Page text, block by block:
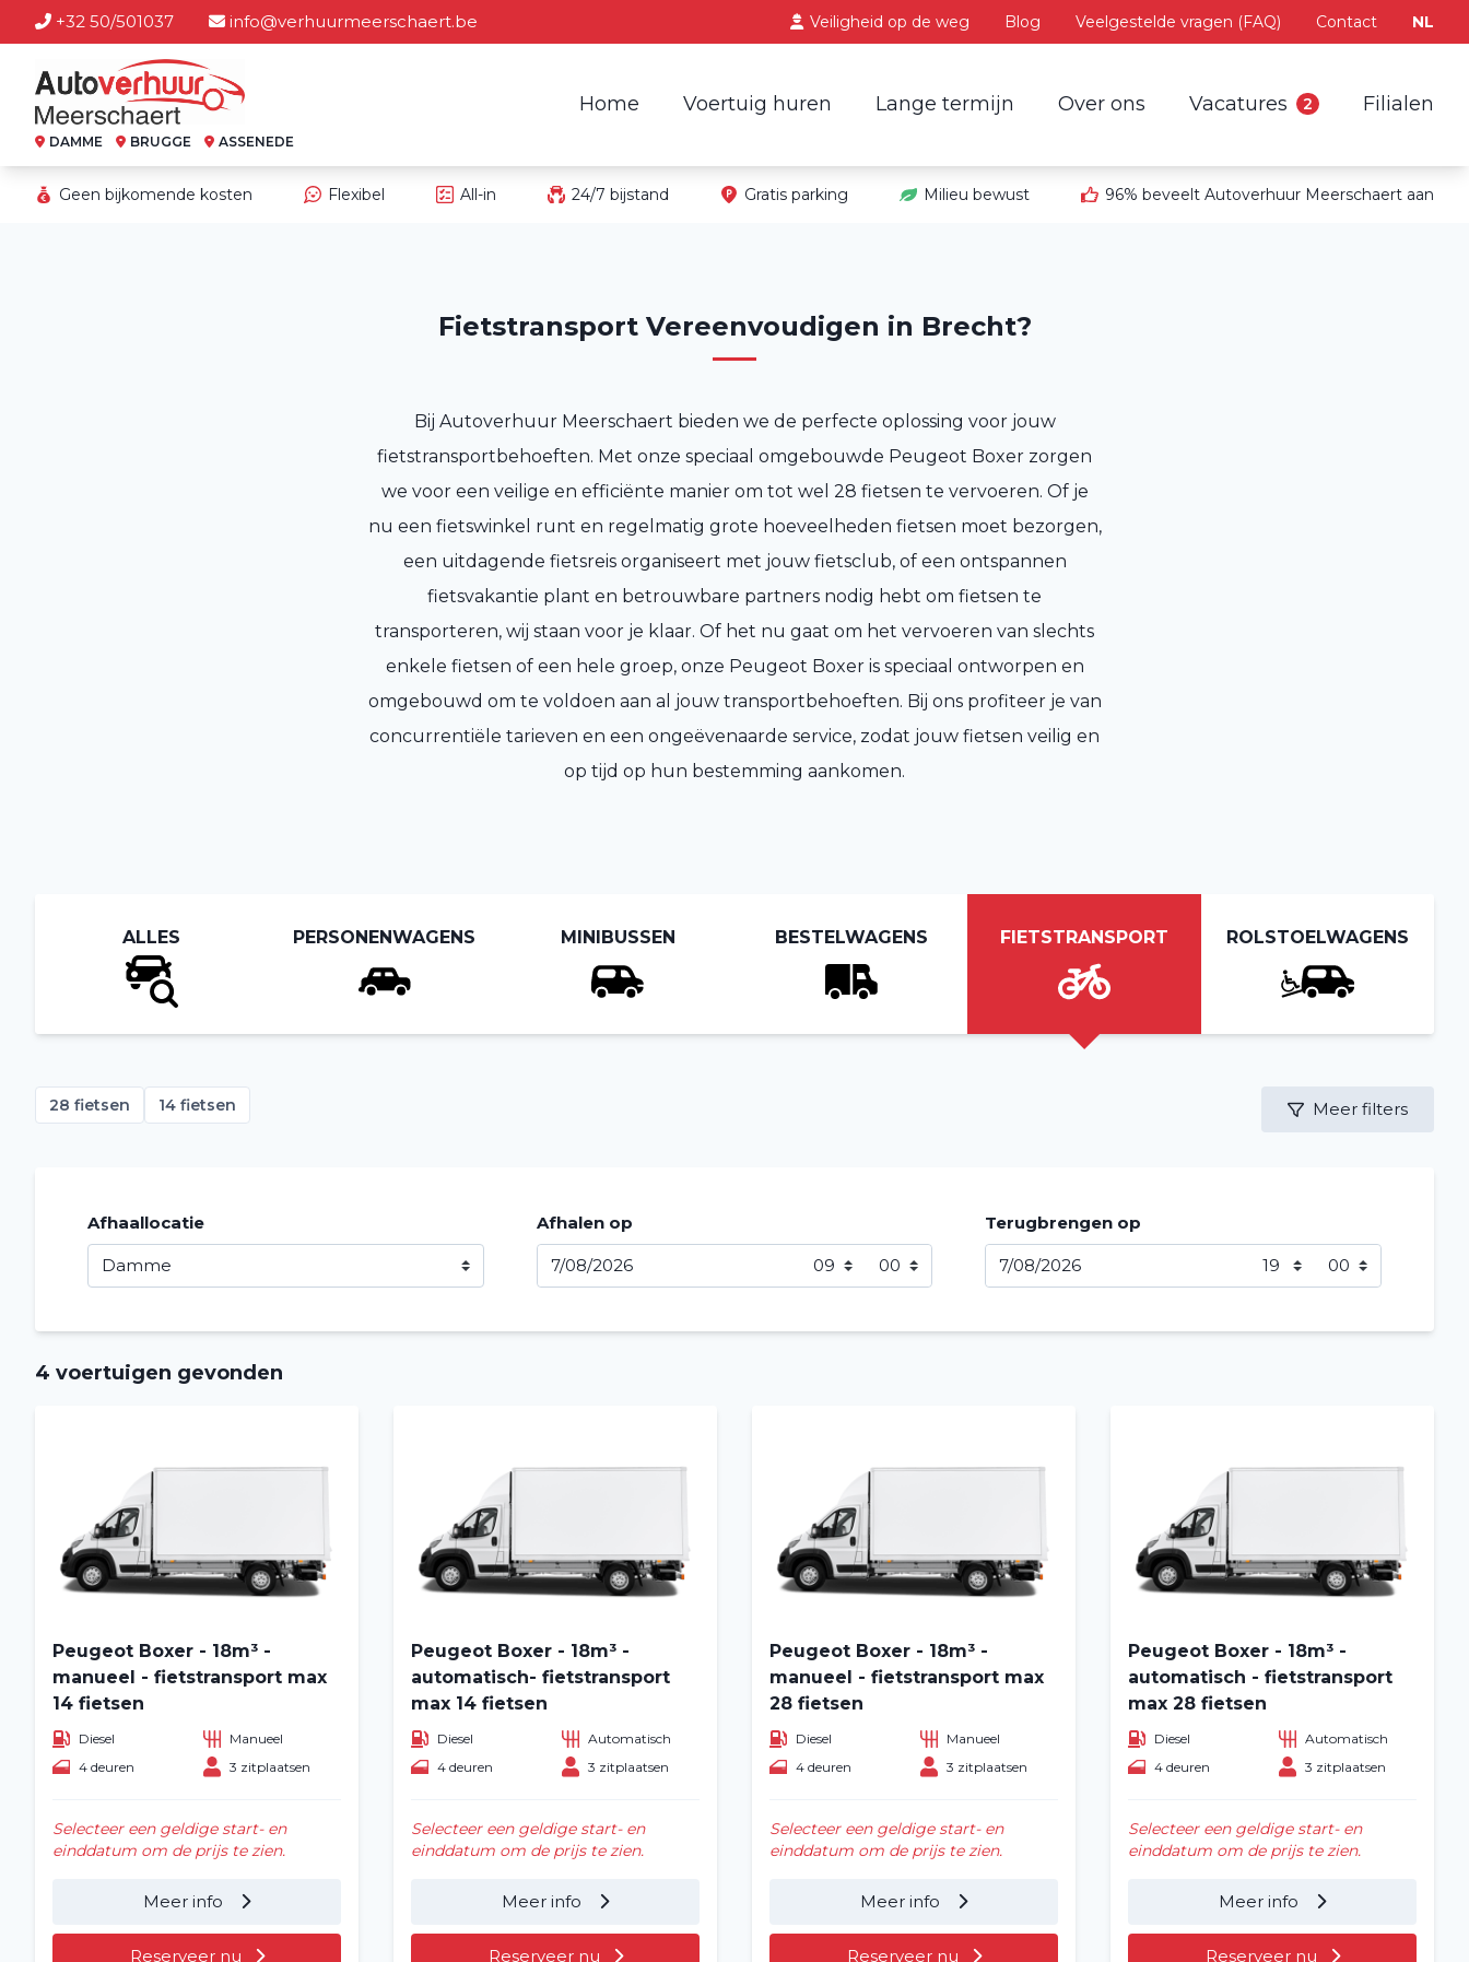
+32 50/501037 info@verhuurmeerschaert.be Veiligheid op de weg Blog Veelgestelde vragen (FAQ) Contact NL
DAMME BRUGGE ASSENEDE
Home Voertuig huren Lange termijn Over ons Vacatures 2 Filialen
Voertuig huren
Geen bijkomende kosten Flexibel All-in 24/7 bijstand Gratis parking Milieu bewust 96% beveelt Autoverhuur Meerschaert aan
Fietstransport Vereenvoudigen in Brecht?
Bij Autoverhuur Meerschaert bieden we de perfecte oplossing voor jouw
fietstransportbehoeften. Met onze speciaal omgebouwde Peugeot Boxer zorgen
we voor een veilige en efficiënte manier om tot wel 28 fietsen te vervoeren. Of je
nu een fietswinkel runt en regelmatig grote hoeveelheden fietsen moet bezorgen,
een uitdagende fietsreis organiseert met jouw fietsclub, of een ontspannen
fietsvakantie plant en betrouwbare partners nodig hebt om fietsen te
transporteren, wij staan voor je klaar. Of het nu gaat om het vervoeren van slechts
enkele fietsen of een hele groep, onze Peugeot Boxer is speciaal ontworpen en
omgebouwd om te voldoen aan al jouw transportbehoeften. Bij ons profiteer je van
concurrentiële tarieven en een ongeëvenaarde service, zodat jouw fietsen veilig en
op tijd op hun bestemming aankomen.
ALLES PERSONENWAGENS MINIBUSSEN BESTELWAGENS FIETSTRANSPORT ROLSTOELWAGENS
28 fietsen 14 fietsen Meer filters
Afhaallocatie Afhalen op Terugbrengen op
4 voertuigen gevonden
Peugeot Boxer - 18m³ -
manueel - fietstransport max
14 fietsen
Diesel
Manueel
4 deuren
3 zitplaatsen
Selecteer een geldige start- en
einddatum om de prijs te zien.
Meer info
Reserveer nu
Peugeot Boxer - 18m³ -
automatisch- fietstransport
max 14 fietsen
Diesel
Automatisch
4 deuren
3 zitplaatsen
Selecteer een geldige start- en
einddatum om de prijs te zien.
Meer info
Reserveer nu
Peugeot Boxer - 18m³ -
manueel - fietstransport max
28 fietsen
Diesel
Manueel
4 deuren
3 zitplaatsen
Selecteer een geldige start- en
einddatum om de prijs te zien.
Meer info
Reserveer nu
Peugeot Boxer - 18m³ -
automatisch - fietstransport
max 28 fietsen
Diesel
Automatisch
4 deuren
3 zitplaatsen
Selecteer een geldige start- en
einddatum om de prijs te zien.
Meer info
Reserveer nu